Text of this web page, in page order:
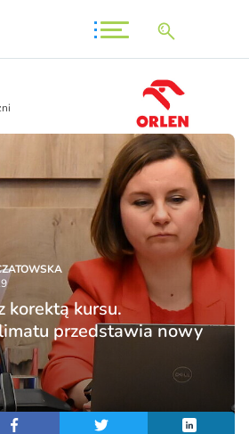
korektą kursu.
przedstawia nowy